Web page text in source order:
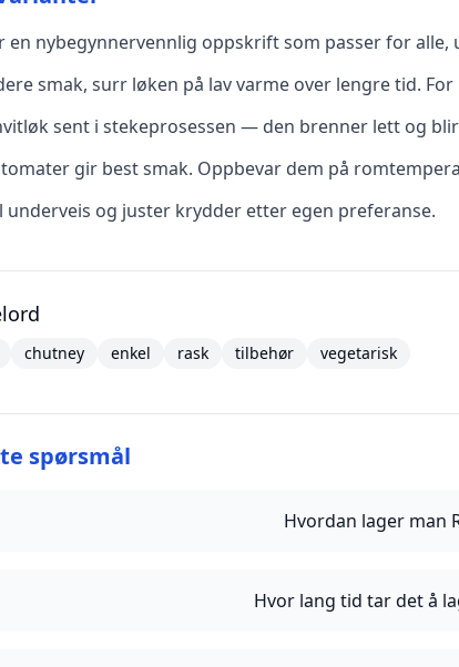
en nybegynnervennlig oppskrift som passer for
smak, surr løken på lav varme over lengre tid.
sent i stekeprosessen — den brenner lett og
gir best smak. Oppbevar dem på
underveis og juster krydder etter egen preferanse.
chutney enkel rask tilbehør vegetarisk
spørsmål
Hvordan lager man
Hvor lang tid tar det å